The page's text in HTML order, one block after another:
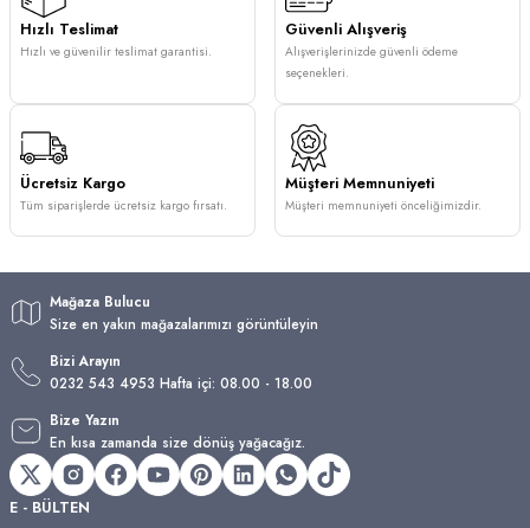
Hızlı Teslimat
Hızlı ve güvenilir teslimat garantisi.
Güvenli Alışveriş
Alışverişlerinizde güvenli ödeme
seçenekleri.
Ücretsiz Kargo
Tüm siparişlerde ücretsiz kargo fırsatı.
Müşteri Memnuniyeti
Müşteri memnuniyeti önceliğimizdir.
Mağaza Bulucu
Size en yakın mağazalarımızı görüntüleyin
Bizi Arayın
0232 543 4953 Hafta içi: 08.00 - 18.00
Bize Yazın
En kısa zamanda size dönüş yağacağız.
E - BÜLTEN